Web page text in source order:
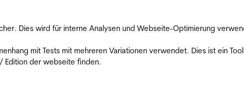
Dies wird für interne Analysen und Webseite-Optimierung
mit Tests mit mehreren Variationen verwendet. Dies ist ein
Edition der webseite finden.